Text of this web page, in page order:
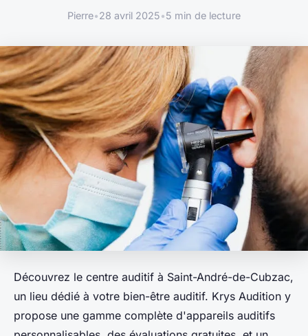
Pierre•28 avril 2025•5 min de lecture
Découvrez le centre auditif à Saint-André-de-Cubzac,
un lieu dédié à votre bien-être auditif. Krys Audition y
propose une gamme complète d'appareils auditifs